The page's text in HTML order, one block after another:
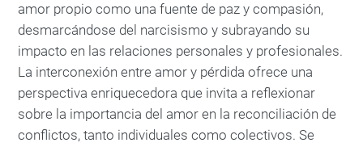
amor propio como una fuente de paz y compasión,
desmarcándose del narcisismo y subrayando su
impacto en las relaciones personales y profesionales.
La interconexión entre amor y pérdida ofrece una
perspectiva enriquecedora que invita a reflexionar
sobre la importancia del amor en la reconciliación de
conflictos, tanto individuales como colectivos. Se